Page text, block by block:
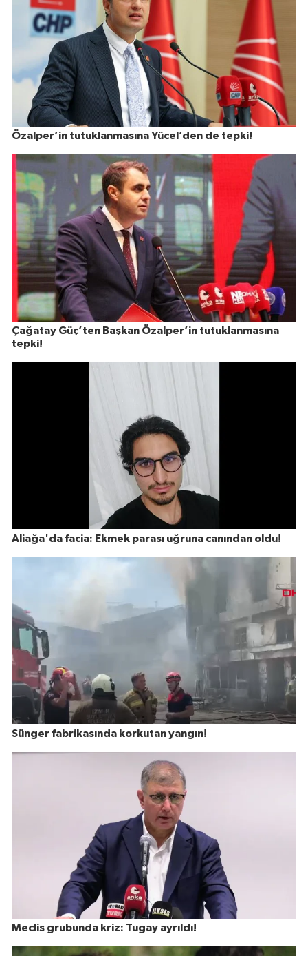
Özalper’in tutuklanmasına Yücel’den de tepki!
Çağatay Güç’ten Başkan Özalper’in tutuklanmasına
tepki!
Aliağa'da facia: Ekmek parası uğruna canından oldu!
Sünger fabrikasında korkutan yangın!
Meclis grubunda kriz: Tugay ayrıldı!